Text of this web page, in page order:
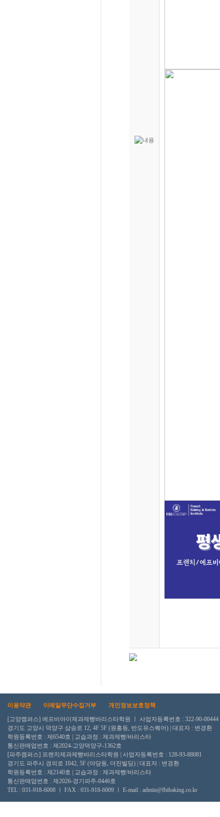
이용약관 이메일무단수집거부
개인정보보호정책
[고양캠퍼스] 에프비아이제과제빵바리스타학원 ㅣ 사업자등록번호 : 322-90-00444
경기도 고양시 덕양구 삼송로 12, 4F 5F (원흥동, 반도유스퀘어) | 대표자 : 변경환
학원등록번호 : 제6540호 | 교습과정 : 제과제빵/바리스타
통신판매업번호 : 제2024-고양덕양구-1362호
[파주캠퍼스] 프렌치제과제빵바리스타학원 | 사업자등록번호 : 128-93-88081
경기도 파주시 경의로 1042, 5F (야당동, 더진빌딩) | 대표자 : 변경환
학원등록번호 : 제2140호 | 교습과정 : 제과제빵/바리스타
통신판매업번호 : 제2026-경기파주-0446호
TEL : 031-918-6008 ㅣ FAX : 031-918-6009 ㅣ E-mail : admin@fbibaking.co.kr